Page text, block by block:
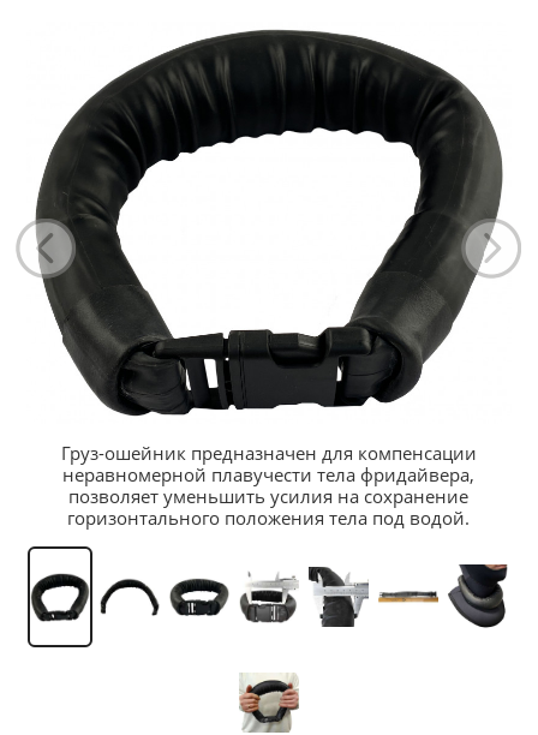
Груз-ошейник предназначен для компенсации
неравномерной плавучести тела фридайвера,
позволяет уменьшить усилия на сохранение
горизонтального положения тела под водой.